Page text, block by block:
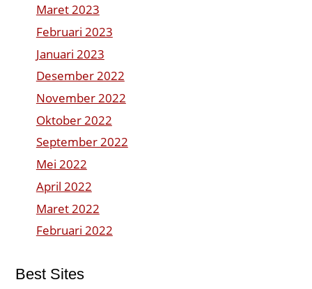
Maret 2023
Februari 2023
Januari 2023
Desember 2022
November 2022
Oktober 2022
September 2022
Mei 2022
April 2022
Maret 2022
Februari 2022
Best Sites